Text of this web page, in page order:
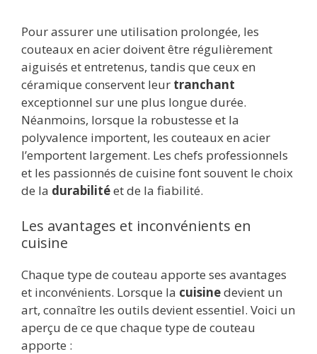
Pour assurer une utilisation prolongée, les
couteaux en acier doivent être régulièrement
aiguisés et entretenus, tandis que ceux en
céramique conservent leur tranchant
exceptionnel sur une plus longue durée.
Néanmoins, lorsque la robustesse et la
polyvalence importent, les couteaux en acier
l’emportent largement. Les chefs professionnels
et les passionnés de cuisine font souvent le choix
de la durabilitéet de la fiabilité.
Les avantages et inconvénients en
cuisine
Chaque type de couteau apporte ses avantages
et inconvénients. Lorsque la cuisinedevient un
art, connaître les outils devient essentiel. Voici un
aperçu de ce que chaque type de couteau
apporte :